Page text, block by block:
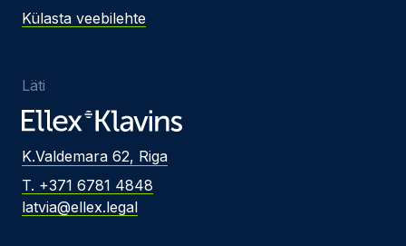
Külasta veebilehte
Läti
K.Valdemara 62, Riga
T. +371 6781 4848
latvia@ellex.legal